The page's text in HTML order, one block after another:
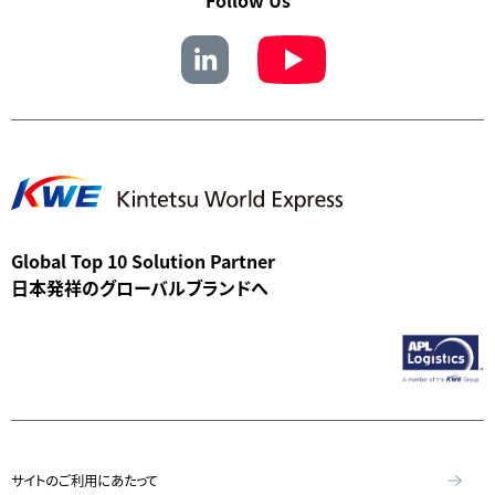
Global Top 10 Solution Partner
日本発祥のグローバルブランドへ
サイトのご利用にあたって